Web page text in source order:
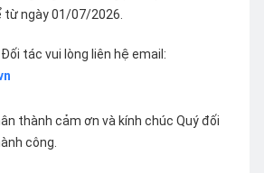
từ ngày 01/07/2026.
tác vui lòng liên hệ email:
thành cảm ơn và kính chúc Quý đối
công.